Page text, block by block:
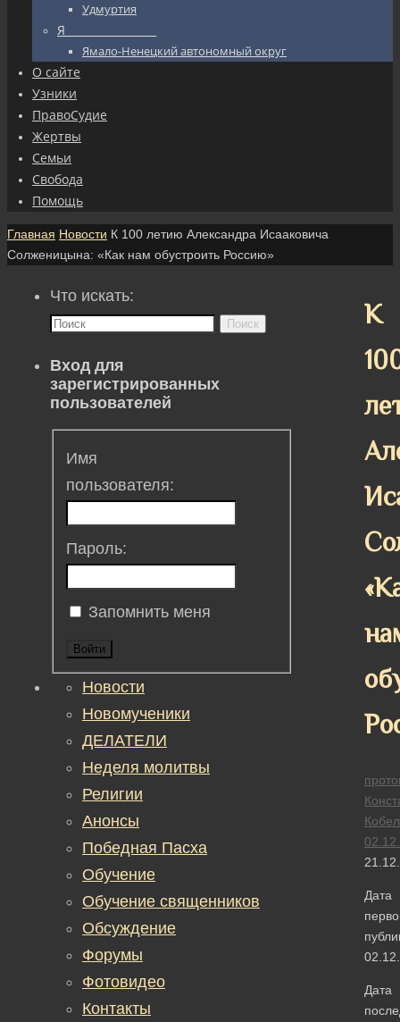
Удмуртия
Я_________________
Ямало-Ненецкий автономный округ
О сайте
Узники
ПравоСудие
Жертвы
Семьи
Свобода
Помощь
Главная Новости К 100 летию Александра Исааковича
Солженицына: «Как нам обустроить Россию»
К
Дата
Дата
Что искать:
Поиск
Вход для
зарегистрированных
пользователей
Имя
пользователя:
Пароль:
Запомнить меня
Войти
Новости
Новомученики
ДЕЛАТЕЛИ
Неделя молитвы
Религии
Анонсы
Победная Пасха
Обучение
Обучение священников
Обсуждение
Форумы
Фотовидео
Контакты